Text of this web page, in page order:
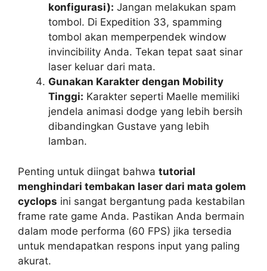
konfigurasi): Jangan melakukan spam
tombol. Di Expedition 33, spamming
tombol akan memperpendek window
invincibility Anda. Tekan tepat saat sinar
laser keluar dari mata.
Gunakan Karakter dengan Mobility
Tinggi: Karakter seperti Maelle memiliki
jendela animasi dodge yang lebih bersih
dibandingkan Gustave yang lebih
lamban.
Penting untuk diingat bahwa tutorial
menghindari tembakan laser dari mata golem
cyclops ini sangat bergantung pada kestabilan
frame rate game Anda. Pastikan Anda bermain
dalam mode performa (60 FPS) jika tersedia
untuk mendapatkan respons input yang paling
akurat.